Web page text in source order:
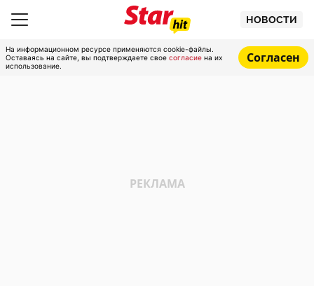
НОВОСТИ
На информационном ресурсе применяются cookie-файлы.
Оставаясь на сайте, вы подтверждаете свое согласие на их
использование.
Согласен